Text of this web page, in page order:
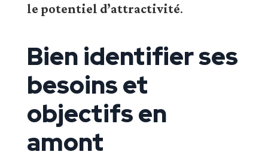
le potentiel d’attractivité.
Bien identifier ses
besoins et
objectifs en
amont